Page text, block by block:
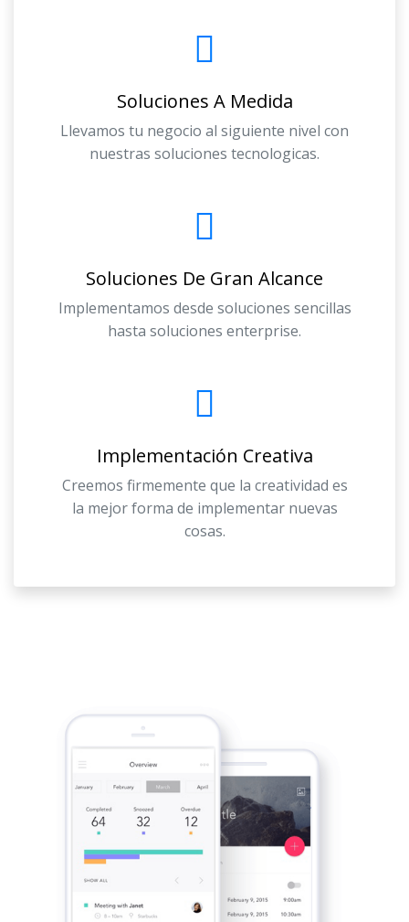
Soluciones A Medida
Llevamos tu negocio al siguiente nivel con
nuestras soluciones tecnologicas.
Soluciones De Gran Alcance
Implementamos desde soluciones sencillas
hasta soluciones enterprise.
Implementación Creativa
Creemos firmemente que la creatividad es
la mejor forma de implementar nuevas
cosas.